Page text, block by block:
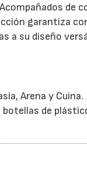
de
garantiza
a su diseño
Arena y
botellas de